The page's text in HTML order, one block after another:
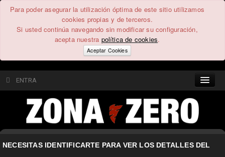
Para poder asegurar la utilización óptima de este sitio utilizamos
cookies propias y de terceros.
Si usted continúa navegando sin modificar su configuración,
acepta nuestra política de cookies.
Aceptar Cookies
ENTRA
CONTENIDO
COMUNIDAD
NECESITAS IDENTIFICARTE PARA VER LOS DETALLES DEL